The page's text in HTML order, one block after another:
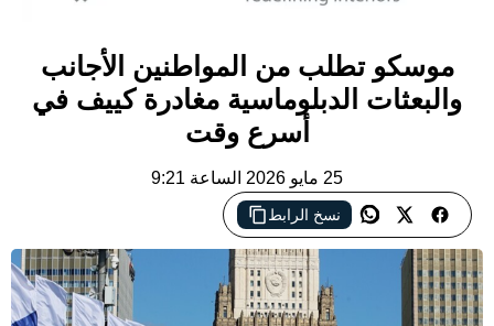
موسكو تطلب من المواطنين الأجانب
والبعثات الدبلوماسية مغادرة كييف في
أسرع وقت
25 مايو 2026 الساعة 9:21
نسخ الرابط